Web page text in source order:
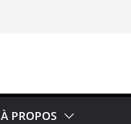
À PROPOS